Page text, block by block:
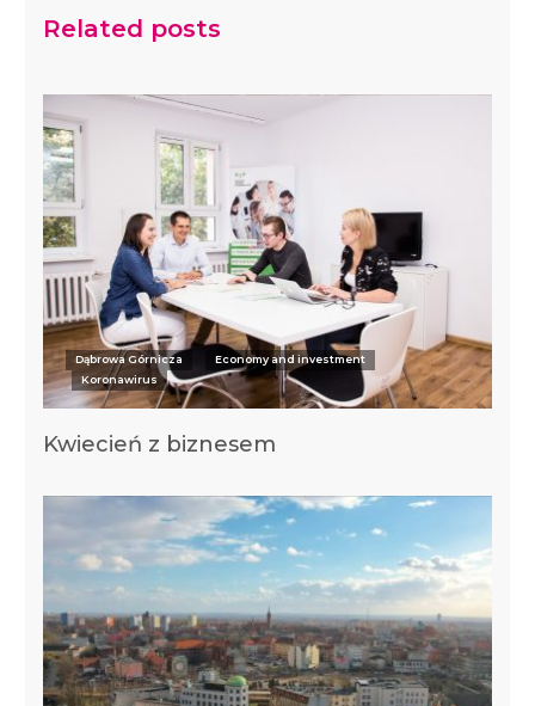
Related posts
Dąbrowa Górnicza
Economy and investment
Koronawirus
Kwiecień z biznesem